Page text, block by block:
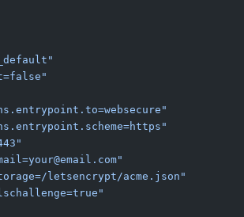
letsencrypt/acme.json"